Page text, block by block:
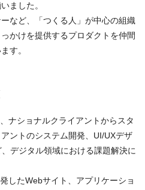
ました。
など、「つくる人」が中心の組織
かけを提供するプロダクトを仲間
す。
ナショナルクライアントからスタ
ントのシステム開発、UI/UXデザ
デジタル領域における課題解決に
したWebサイト、アプリケーショ